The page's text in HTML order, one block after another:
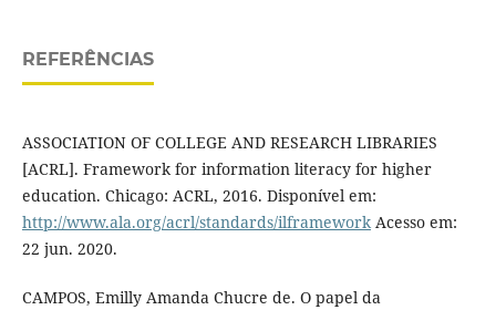
REFERÊNCIAS
ASSOCIATION OF COLLEGE AND RESEARCH LIBRARIES
[ACRL]. Framework for information literacy for higher
education. Chicago: ACRL, 2016. Disponível em:
http://www.ala.org/acrl/standards/ilframeworkAcesso em:
22 jun. 2020.
CAMPOS, Emilly Amanda Chucre de. O papel da